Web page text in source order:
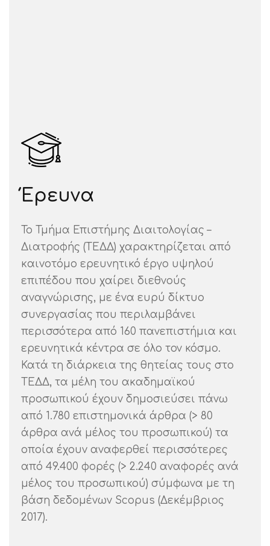
Έρευνα
Το Τμήμα Επιστήμης Διαιτολογίας –
Διατροφής (ΤΕΔΔ) χαρακτηρίζεται από
καινοτόμο ερευνητικό έργο υψηλού
επιπέδου που χαίρει διεθνούς
αναγνώρισης, με ένα ευρύ δίκτυο
συνεργασίας που περιλαμβάνει
περισσότερα από 160 πανεπιστήμια και
ερευνητικά κέντρα σε όλο τον κόσμο.
Κατά τη διάρκεια της θητείας τους στο
ΤΕΔΔ, τα μέλη του ακαδημαϊκού
προσωπικού έχουν δημοσιεύσει πάνω
από 1.780 επιστημονικά άρθρα (> 80
άρθρα ανά μέλος του προσωπικού) τα
οποία έχουν αναφερθεί περισσότερες
από 49.400 φορές (> 2.240 αναφορές ανά
μέλος του προσωπικού) σύμφωνα με τη
βάση δεδομένων Scopus (Δεκέμβριος
2017).